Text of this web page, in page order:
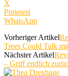
X
Pinterest
WhatsApp
Vorheriger Artikel
Trees Could Talk
Nächster Artikel
– Griff endlich